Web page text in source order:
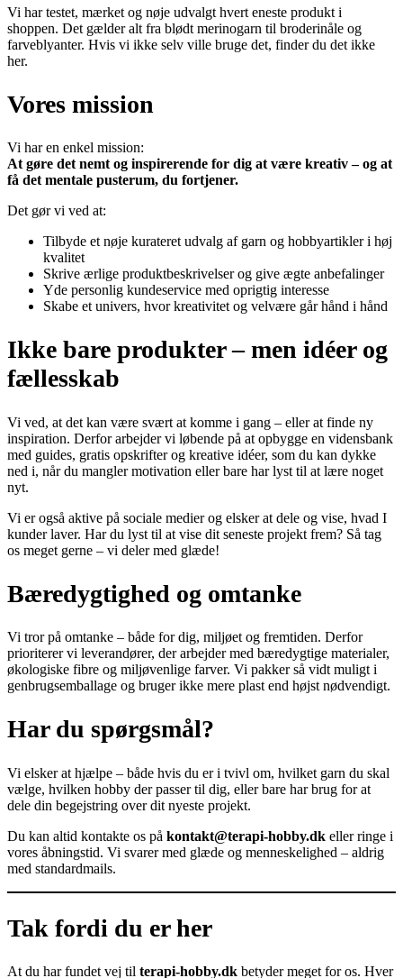
Vi har testet, mærket og nøje udvalgt hvert eneste produkt i
shoppen. Det gælder alt fra blødt merinogarn til broderinåle og
farveblyanter. Hvis vi ikke selv ville bruge det, finder du det ikke
her.
Vores mission
Vi har en enkel mission:
At gøre det nemt og inspirerende for dig at være kreativ – og at
få det mentale pusterum, du fortjener.
Det gør vi ved at:
Tilbyde et nøje kurateret udvalg af garn og hobbyartikler i høj
kvalitet
Skrive ærlige produktbeskrivelser og give ægte anbefalinger
Yde personlig kundeservice med oprigtig interesse
Skabe et univers, hvor kreativitet og velvære går hånd i hånd
Ikke bare produkter – men idéer og
fællesskab
Vi ved, at det kan være svært at komme i gang – eller at finde ny
inspiration. Derfor arbejder vi løbende på at opbygge en vidensbank
med guides, gratis opskrifter og kreative idéer, som du kan dykke
ned i, når du mangler motivation eller bare har lyst til at lære noget
nyt.
Vi er også aktive på sociale medier og elsker at dele og vise, hvad I
kunder laver. Har du lyst til at vise dit seneste projekt frem? Så tag
os meget gerne – vi deler med glæde!
Bæredygtighed og omtanke
Vi tror på omtanke – både for dig, miljøet og fremtiden. Derfor
prioriterer vi leverandører, der arbejder med bæredygtige materialer,
økologiske fibre og miljøvenlige farver. Vi pakker så vidt muligt i
genbrugsemballage og bruger ikke mere plast end højst nødvendigt.
Har du spørgsmål?
Vi elsker at hjælpe – både hvis du er i tvivl om, hvilket garn du skal
vælge, hvilken hobby der passer til dig, eller bare har brug for at
dele din begejstring over dit nyeste projekt.
Du kan altid kontakte os på kontakt@terapi-hobby.dk eller ringe i
vores åbningstid. Vi svarer med glæde og menneskelighed – aldrig
med standardmails.
Tak fordi du er her
At du har fundet vej til terapi-hobby.dk betyder meget for os. Hver